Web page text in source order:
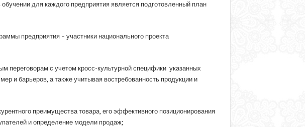
для каждого предприятия является подготовленный план
предприятия – участники национального проекта
переговорам с учетом кросс-культурной специфики указанных
и барьеров, а также учитывая востребованность продукции и
преимущества товара, его эффективного позиционирования
и определение модели продаж;